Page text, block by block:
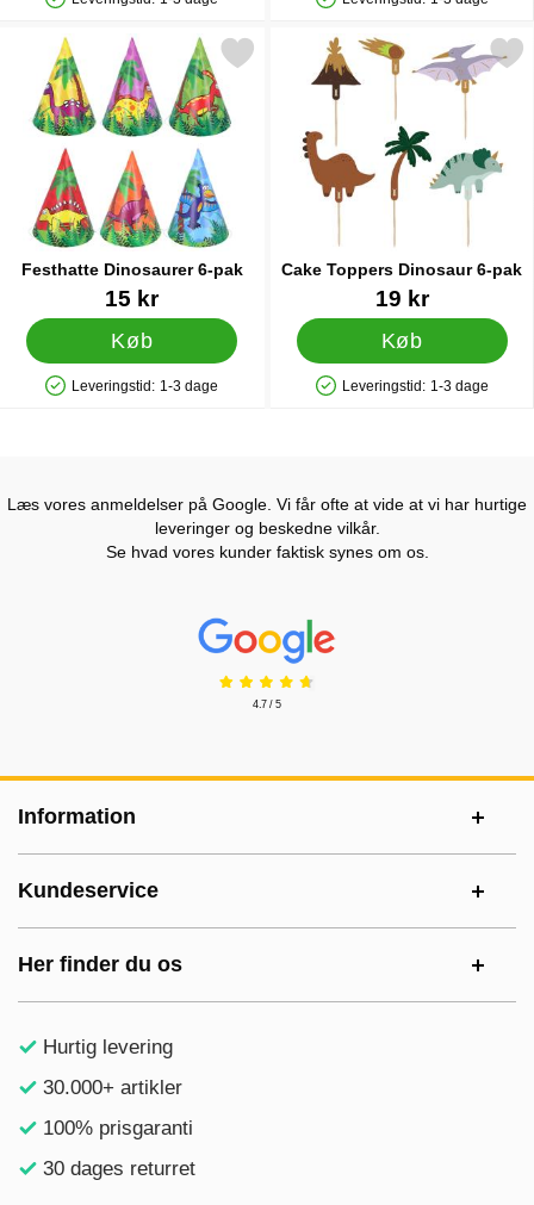
Produkttilgængelighed: På lager Produkttilgængelighed: På lager
Festhatte Dinosaurer 6-pak
Varenr 4426215 kr
Køb
Produkttilgængelighed: På lager
Leveringstid: 1-3 dage
Markér festhatte Dinosaurer 6-pak som favorit
Cake Toppers Dinosaur 6-pak
Varenr 8343919 kr
Køb
Produkttilgængelighed: På lager
Leveringstid: 1-3 dage
Markér cake Toppers
Læs vores anmeldelser på Google. Vi får ofte at vide at vi har hurtige
leveringer og beskedne vilkår.
Se hvad vores kunder faktisk synes om os.
Prisjakt Anmeldelser: 4.7 Stjerne
4.7 / 5
Information
Kundeservice
Her finder du os
Hurtig levering
30.000+ artikler
100% prisgaranti
30 dages returret